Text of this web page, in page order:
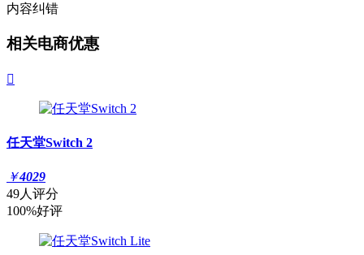
内容纠错
相关电商优惠

任天堂Switch 2
￥4029
49人评分
100%好评